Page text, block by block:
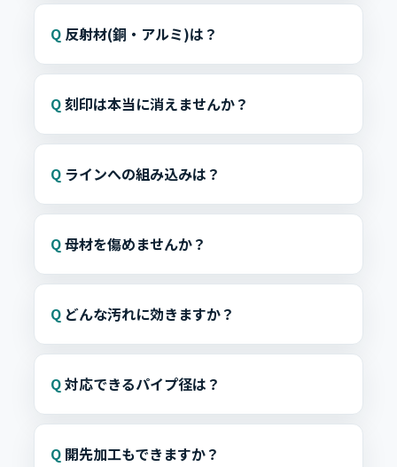
反射材(銅・アルミ)は？
刻印は本当に消えませんか？
ラインへの組み込みは？
母材を傷めませんか？
どんな汚れに効きますか？
対応できるパイプ径は？
開先加工もできますか？